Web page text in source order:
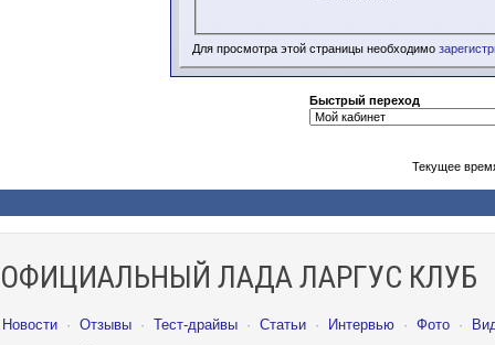
Для просмотра этой страницы необходимо
Быстрый переход
Текущее
ОФИЦИАЛЬНЫЙ ЛАДА ЛАРГУС КЛУБ
Новости · Отзывы · Тест-драйвы · Статьи · Интервью · Фото ·